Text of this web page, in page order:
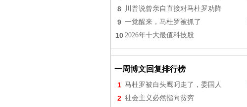
8 川普说曾亲自直接对马杜罗劝降
9 一觉醒来，马杜罗被抓了
10 2026年十大最值科技股
一周博文回复排行榜
1 马杜罗被白头鹰叼走了，委国人
2 社会主义必然指向贫穷